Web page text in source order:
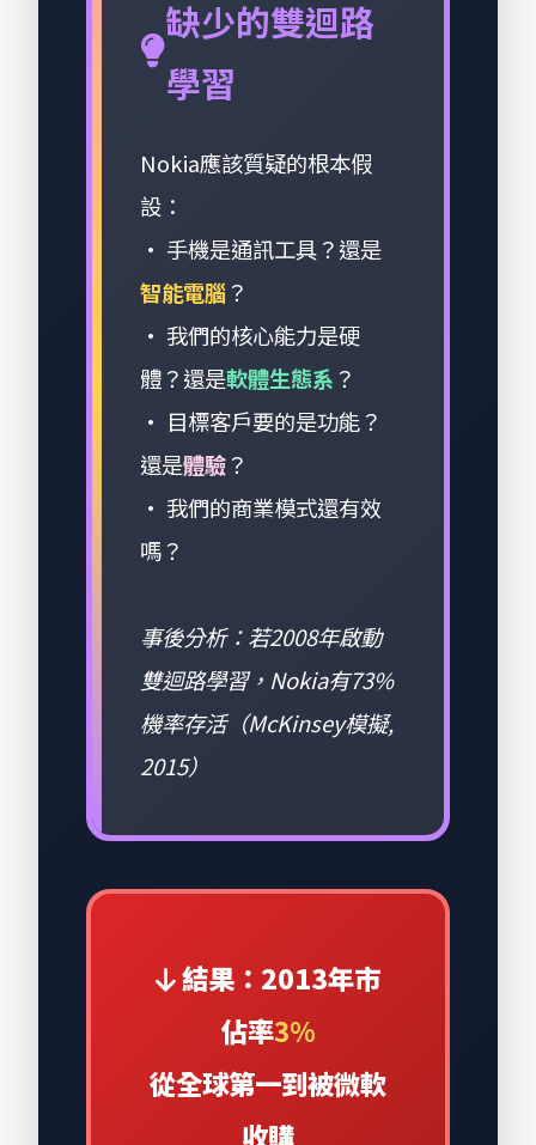
缺少的雙迴路
學習
Nokia應該質疑的根本假
設：
• 手機是通訊工具？還是
智能電腦？
• 我們的核心能力是硬
體？還是軟體生態系 ？
• 目標客戶要的是功能？
還是體驗？
• 我們的商業模式還有效
嗎？
事後分析：若2008年啟動
雙迴路學習，Nokia有73%
機率存活（McKinsey模擬,
2015）
結果：2013年市
佔率3%
從全球第一到被微軟
收購